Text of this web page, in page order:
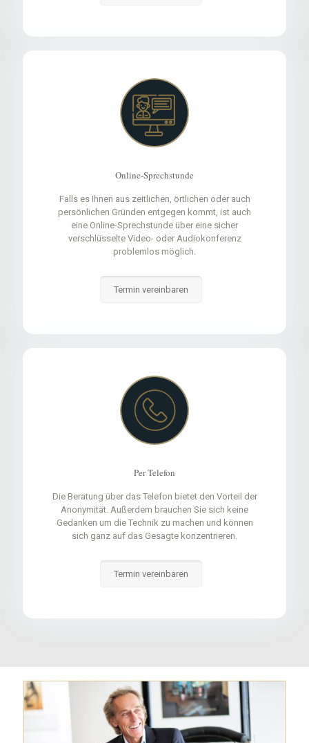
Online-Sprechstunde
Falls es Ihnen aus zeitlichen, örtlichen oder auch
persönlichen Gründen entgegen kommt, ist auch
eine Online-Sprechstunde über eine sicher
verschlüsselte Video- oder Audiokonferenz
problemlos möglich.
Termin vereinbaren
Per Telefon
Die Beratung über das Telefon bietet den Vorteil der
Anonymität. Außerdem brauchen Sie sich keine
Gedanken um die Technik zu machen und können
sich ganz auf das Gesagte konzentrieren.
Termin vereinbaren